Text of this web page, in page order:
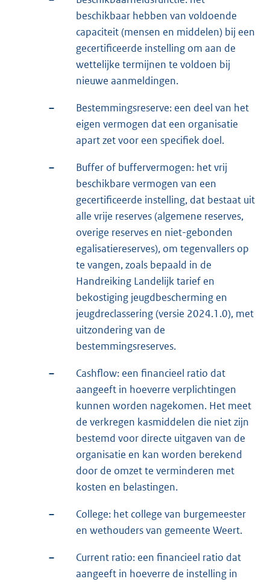
beschikbaar hebben van voldoende
capaciteit (mensen en middelen) bij een
gecertificeerde instelling om aan de
wettelijke termijnen te voldoen bij
nieuwe aanmeldingen.
–
Bestemmingsreserve: een deel van het
eigen vermogen dat een organisatie
apart zet voor een specifiek doel.
–
Buffer of buffervermogen: het vrij
beschikbare vermogen van een
gecertificeerde instelling, dat bestaat uit
alle vrije reserves (algemene reserves,
overige reserves en niet-gebonden
egalisatiereserves), om tegenvallers op
te vangen, zoals bepaald in de
Handreiking Landelijk tarief en
bekostiging jeugdbescherming en
jeugdreclassering (versie 2024.1.0), met
uitzondering van de
bestemmingsreserves.
–
Cashflow: een financieel ratio dat
aangeeft in hoeverre verplichtingen
kunnen worden nagekomen. Het meet
de verkregen kasmiddelen die niet zijn
bestemd voor directe uitgaven van de
organisatie en kan worden berekend
door de omzet te verminderen met
kosten en belastingen.
–
College: het college van burgemeester
en wethouders van gemeente Weert.
–
Current ratio: een financieel ratio dat
aangeeft in hoeverre de instelling in